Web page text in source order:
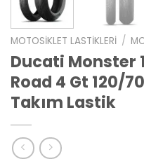
MOTOSIKLET LASTIKLERI /
Ducati Monster
Road 4 Gt 120/
Takım Lastik